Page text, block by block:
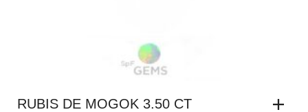
RUBIS DE MOGOK 3.50 CT